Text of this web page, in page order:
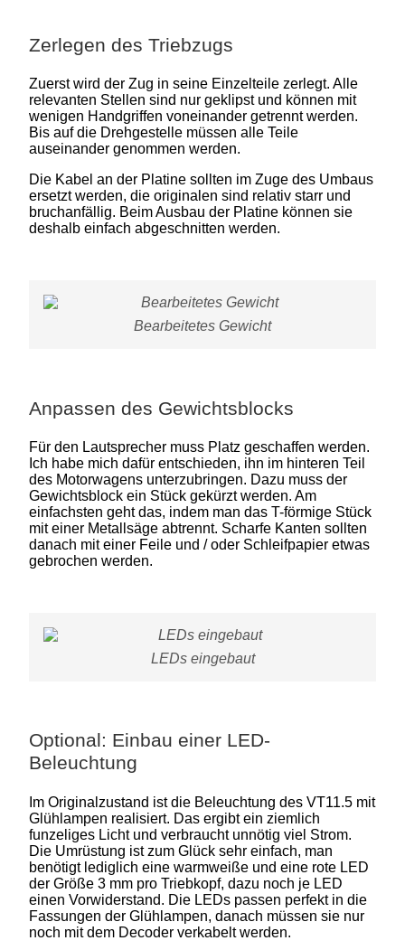
Zerlegen des Triebzugs
Zuerst wird der Zug in seine Einzelteile zerlegt. Alle
relevanten Stellen sind nur geklipst und können mit
wenigen Handgriffen voneinander getrennt werden.
Bis auf die Drehgestelle müssen alle Teile
auseinander genommen werden.
Die Kabel an der Platine sollten im Zuge des Umbaus
ersetzt werden, die originalen sind relativ starr und
bruchanfällig. Beim Ausbau der Platine können sie
deshalb einfach abgeschnitten werden.
Bearbeitetes Gewicht
Anpassen des Gewichtsblocks
Für den Lautsprecher muss Platz geschaffen werden.
Ich habe mich dafür entschieden, ihn im hinteren Teil
des Motorwagens unterzubringen. Dazu muss der
Gewichtsblock ein Stück gekürzt werden. Am
einfachsten geht das, indem man das T-förmige Stück
mit einer Metallsäge abtrennt. Scharfe Kanten sollten
danach mit einer Feile und / oder Schleifpapier etwas
gebrochen werden.
LEDs eingebaut
Optional: Einbau einer LED-
Beleuchtung
Im Originalzustand ist die Beleuchtung des VT11.5 mit
Glühlampen realisiert. Das ergibt ein ziemlich
funzeliges Licht und verbraucht unnötig viel Strom.
Die Umrüstung ist zum Glück sehr einfach, man
benötigt lediglich eine warmweiße und eine rote LED
der Größe 3 mm pro Triebkopf, dazu noch je LED
einen Vorwiderstand. Die LEDs passen perfekt in die
Fassungen der Glühlampen, danach müssen sie nur
noch mit dem Decoder verkabelt werden.